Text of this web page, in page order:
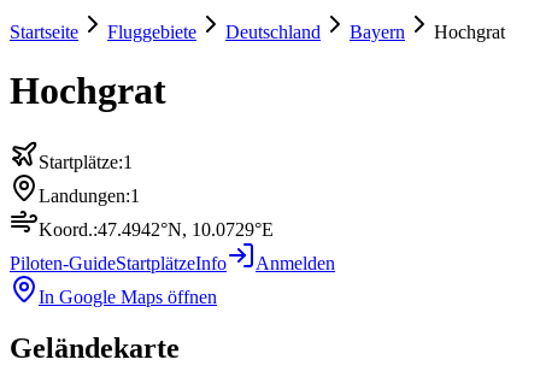
Startseite Fluggebiete Deutschland Bayern Hochgrat
Hochgrat
Startplätze:1
Landungen:1
Koord.:47.4942°N, 10.0729°E
Piloten-GuideStartplätzeInfo
Anmelden
In Google Maps öffnen
Geländekarte